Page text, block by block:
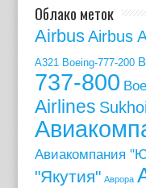
Облако меток
Airbus Airbus
A321 Boeing-777-200
737-800
Airlines
Авиакомпания
"Якутия" Аврора